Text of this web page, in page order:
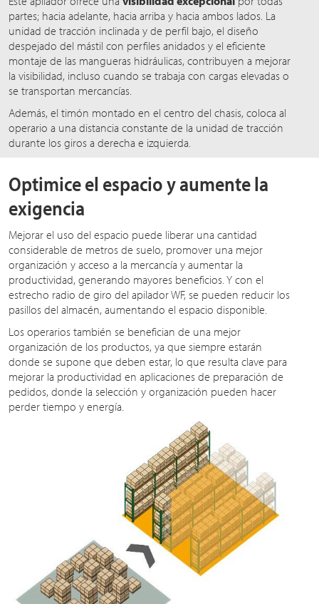
partes; hacia adelante, hacia arriba y hacia ambos lados. La
unidad de tracción inclinada y de perfil bajo, el diseño
despejado del mástil con perfiles anidados y el eficiente
montaje de las mangueras hidráulicas, contribuyen a mejorar
la visibilidad, incluso cuando se trabaja con cargas elevadas o
se transportan mercancías.
Además, el timón montado en el centro del chasis, coloca al
operario a una distancia constante de la unidad de tracción
durante los giros a derecha e izquierda.
Optimice el espacio y aumente la
exigencia
Mejorar el uso del espacio puede liberar una cantidad
considerable de metros de suelo, promover una mejor
organización y acceso a la mercancía y aumentar la
productividad, generando mayores beneficios. Y con el
estrecho radio de giro del apilador WF, se pueden reducir los
pasillos del almacén, aumentando el espacio disponible.
Los operarios también se benefician de una mejor
organización de los productos, ya que siempre estarán
donde se supone que deben estar, lo que resulta clave para
mejorar la productividad en aplicaciones de preparación de
pedidos, donde la selección y organización pueden hacer
perder tiempo y energía.